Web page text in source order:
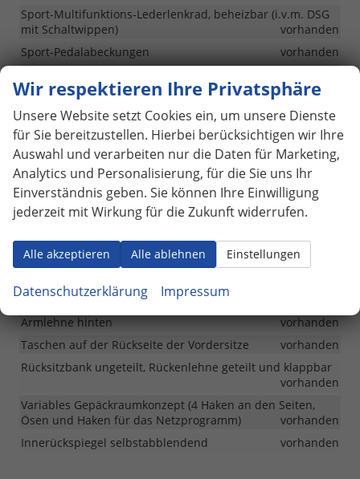
Sport-Multifunktions-Lederlenkrad, beheizbar (i.v.m. DSG
mit Schaltwippen)
vorhanden
Sport-Pedalabeckungen
vorhanden
vorhanden
Sitzheizung vorne
vorhanden
Lordosenstützen an den Vordersitzen, manuell
vorhanden
2-Zonen-Klimaautomatik (CLIMATRONIC)
vorhanden
ISOFIX Kinderbefestigung auf dem Beifahrersitz und den
äußeren Rücksitzen und Top Tether
vorhanden
12V-Steckdose vorne und im Gepäckraum
vorhanden
Armlehne mit Jumbo Box vorne
Armlehne hinten
vorhanden
Taschen auf der Rückseite der Vordersitze
vorhanden
Rücksitzbank ungeteilt, Rückenlehne geteilt und klappbar
vorhanden
Variables Gepäckraumkonzept (4 Haken an den Seiten,
Ösen und Haken für das Netzprogramm)
vorhanden
Innerückspiegel selbstabblendend
vorhanden
Wir respektieren Ihre Privatsphäre
Unsere Website setzt Cookies ein, um unsere Dienste
für Sie bereitzustellen. Hierbei berücksichtigen wir Ihre
Auswahl und verarbeiten nur die Daten für Marketing,
Analytics und Personalisierung, für die Sie uns Ihr
Einverständnis geben. Sie können Ihre Einwilligung
jederzeit mit Wirkung für die Zukunft widerrufen.
Alle akzeptieren Alle ablehnen Einstellungen
Datenschutzerklärung Impressum